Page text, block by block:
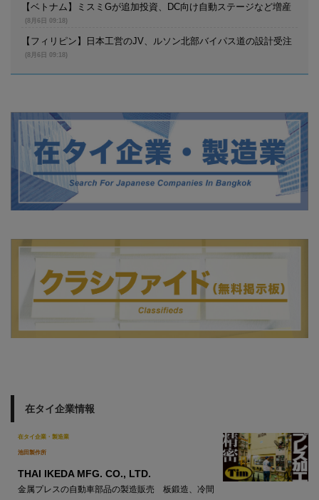
【ベトナム】ミスミGが追加投資、DC向け自動ステージなど増産
(8月6日 09:18)
【フィリピン】日本工営のJV、ルソン北部バイパス道の設計受注
(8月6日 09:18)
在タイ企業情報
在タイ企業・製造業
池田製作所
THAI IKEDA MFG. CO., LTD.
金属プレスの自動車部品の製造販売 板鍛造、冷間